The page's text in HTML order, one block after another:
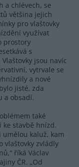
a chlévech, se
většina jejich
pro vlaštovky
využívat
prostory
s
jsou navíc
vytrvale se
a nové
jisté, zda
a obsadí.
také
stavbě hnízd.
kaluž, kam
vlaštovky zvládly
říká Václav
ČR. „Od